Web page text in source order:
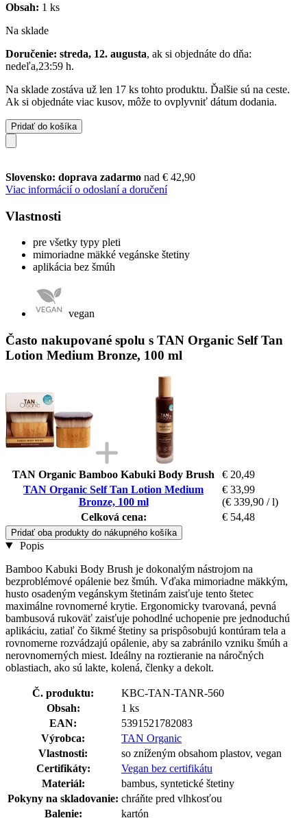
Obsah: 1 ks
Na sklade
Doručenie: streda, 12. augusta, ak si objednáte do dňa:
nedeľa,23:59 h.
Na sklade zostáva už len 17 ks tohto produktu. Ďalšie sú na ceste.
Ak si objednáte viac kusov, môže to ovplyvniť dátum dodania.
Pridať do košíka
Slovensko: doprava zadarmo nad € 42,90
Viac informácií o odoslaní a doručení
Vlastnosti
pre všetky typy pleti
mimoriadne mäkké vegánske štetiny
aplikácia bez šmúh
vegan
Často nakupované spolu s TAN Organic Self Tan
Lotion Medium Bronze, 100 ml
TAN Organic Bamboo Kabuki Body Brush
€ 20,49
TAN Organic Self Tan Lotion Medium
Bronze, 100 ml
€ 33,99
(€ 339,90 / l)
Celková cena:
€ 54,48
Pridať oba produkty do nákupného košíka
Popis
Bamboo Kabuki Body Brush je dokonalým nástrojom na
bezproblémové opálenie bez šmúh. Vďaka mimoriadne mäkkým,
husto osadeným vegánskym štetinám zaisťuje tento štetec
maximálne rovnomerné krytie. Ergonomicky tvarovaná, pevná
bambusová rukoväť zaisťuje pohodlné uchopenie pre jednoduchú
aplikáciu, zatiaľ čo šikmé štetiny sa prispôsobujú kontúram tela a
rovnomerne rozvádzajú opálenie, aby sa zabránilo vzniku šmúh a
nerovnomerných miest. Ideálny na roztieranie na náročných
oblastiach, ako sú lakte, kolená, členky a dekolt.
Č. produktu:
KBC-TAN-TANR-560
Obsah:
1 ks
EAN:
5391521782083
Výrobca:
TAN Organic
Vlastnosti:
so zníženým obsahom plastov, vegan
Certifikáty:
Vegan bez certifikátu
Materiál:
bambus, syntetické štetiny
Pokyny na skladovanie: chráňte pred vlhkosťou
Balenie:
kartón